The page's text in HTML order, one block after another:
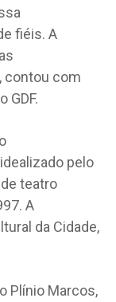
fiéis. A
contou com
GDF.
pelo
teatro
A
da Cidade,
Plínio Marcos,